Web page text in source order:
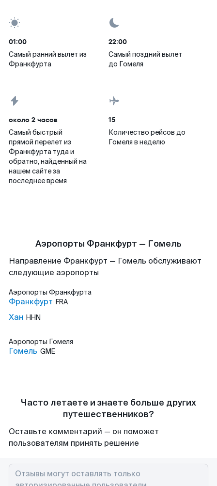
01:00
Самый ранний вылет из
Франкфурта
22:00
Самый поздний вылет
до Гомеля
около 2 часов
Самый быстрый
прямой перелет из
Франкфурта туда и
обратно, найденный на
нашем сайте за
последнее время
15
Количество рейсов до
Гомеля в неделю
Аэропорты Франкфурт — Гомель
Направление Франкфурт — Гомель обслуживают
следующие аэропорты
Аэропорты Франкфурта
Франкфурт FRA
Хан HHN
Аэропорты Гомеля
Гомель GME
Часто летаете и знаете больше других
путешественников?
Оставьте комментарий — он поможет
пользователям принять решение